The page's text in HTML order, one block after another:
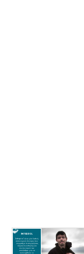
INTERPOL
Interpol είναι μία διεθνή
αστυνομική δύναμη που
συμμετέχει σε επιχειρήσεις
παρακολούθησης και
συντονισμού των
αποδείξεων για να
συλληφθούν οι